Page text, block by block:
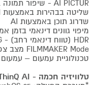
AI PICTUR - שיפור תמונה באמצעות AI
שליטה בבהירות באמצעות AI
שדרוג תוכן באמצעות AI
מיפוי גוונים דינאמי בזמן
HDR (טווח דינאמי רחב) - HDR10 / HLG
FILMMAKER Mode מצב צפייה ייחודי להצגת סרטים
טכנולוגיית עמעום –
טלוויזיה חכמה - ThinQ AI